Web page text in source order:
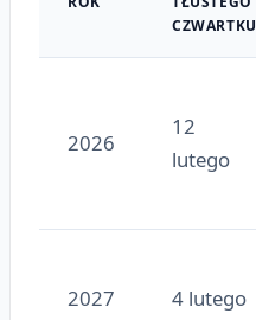
CZWARTKU
2026
12
lutego
2027 4 lutego